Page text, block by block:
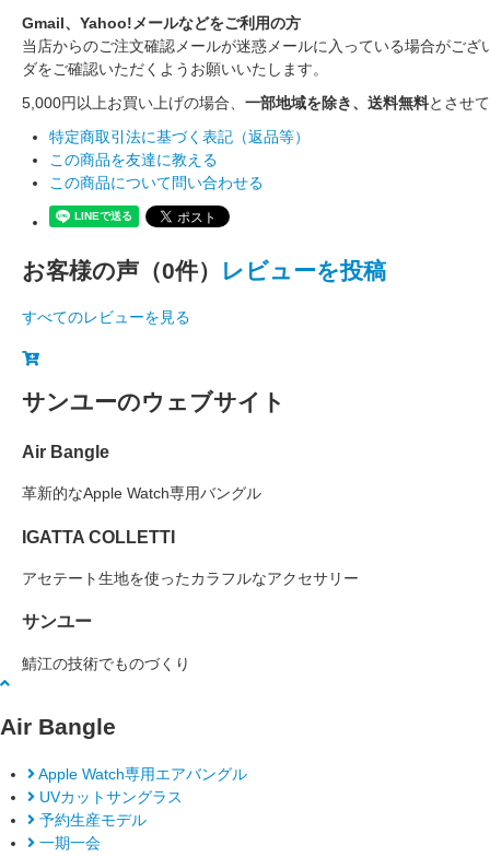
Gmail、Yahoo!メールなどをご利用の方
当店からのご注文確認メールが迷惑メールに入っている場合がご
ダをご確認いただくようお願いいたします。
5,000円以上お買い上げの場合、 一部地域を除き、送料無料とさせ
特定商取引法に基づく表記（返品等）
この商品を友達に教える
この商品について問い合わせる
お客様の声（0件） レビューを投稿
すべてのレビューを見る
サンユーのウェブサイト
Air Bangle
革新的なApple Watch専用バングル
IGATTA COLLETTI
アセテート生地を使ったカラフルなアクセサリー
サンユー
鯖江の技術でものづくり
Air Bangle
Apple Watch専用エアバングル
UVカットサングラス
予約生産モデル
一期一会